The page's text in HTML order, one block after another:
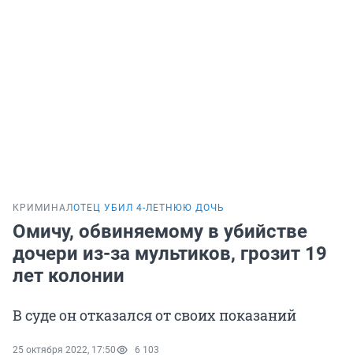
КРИМИНАЛОТЕЦ УБИЛ 4-ЛЕТНЮЮ ДОЧЬ
Омичу, обвиняемому в убийстве
дочери из-за мультиков, грозит 19
лет колонии
В суде он отказался от своих показаний
25 октября 2022, 17:50 6 103